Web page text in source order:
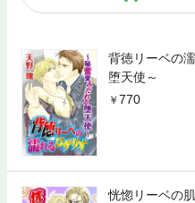
背徳リーベの
堕天使～
770
恍惚リーベの